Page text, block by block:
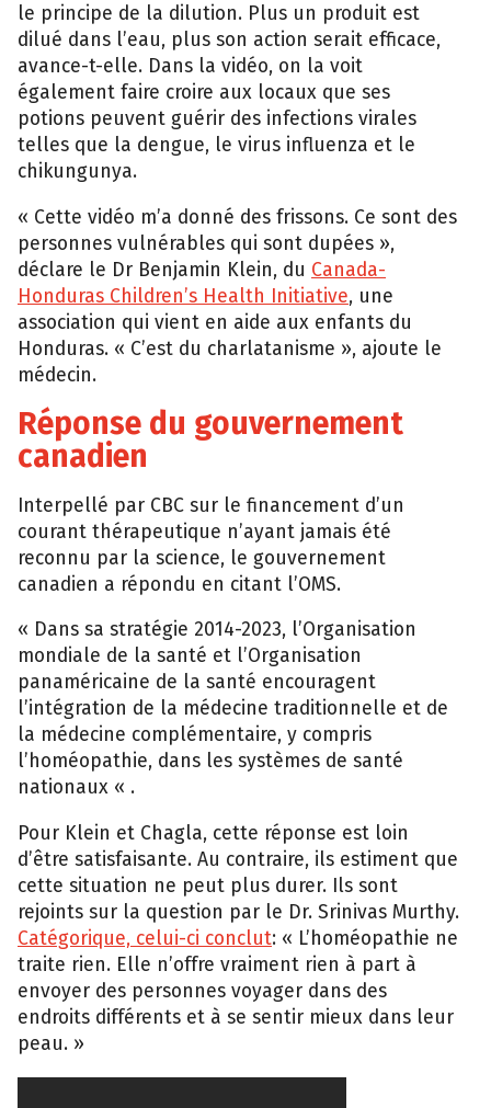
le principe de la dilution. Plus un produit est
dilué dans l’eau, plus son action serait efficace,
avance-t-elle. Dans la vidéo, on la voit
également faire croire aux locaux que ses
potions peuvent guérir des infections virales
telles que la dengue, le virus influenza et le
chikungunya.
« Cette vidéo m’a donné des frissons. Ce sont des
personnes vulnérables qui sont dupées »,
déclare le Dr Benjamin Klein, du Canada-
Honduras Children’s Health Initiative, une
association qui vient en aide aux enfants du
Honduras. « C’est du charlatanisme », ajoute le
médecin.
Réponse du gouvernement
canadien
Interpellé par CBC sur le financement d’un
courant thérapeutique n’ayant jamais été
reconnu par la science, le gouvernement
canadien a répondu en citant l’OMS.
« Dans sa stratégie 2014-2023, l’Organisation
mondiale de la santé et l’Organisation
panaméricaine de la santé encouragent
l’intégration de la médecine traditionnelle et de
la médecine complémentaire, y compris
l’homéopathie, dans les systèmes de santé
nationaux « .
Pour Klein et Chagla, cette réponse est loin
d’être satisfaisante. Au contraire, ils estiment que
cette situation ne peut plus durer. Ils sont
rejoints sur la question par le Dr. Srinivas Murthy.
Catégorique, celui-ci conclut: « L’homéopathie ne
traite rien. Elle n’offre vraiment rien à part à
envoyer des personnes voyager dans des
endroits différents et à se sentir mieux dans leur
peau. »